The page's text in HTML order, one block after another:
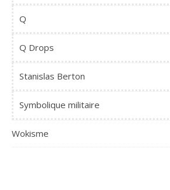
Q
Q Drops
Stanislas Berton
Symbolique militaire
Wokisme